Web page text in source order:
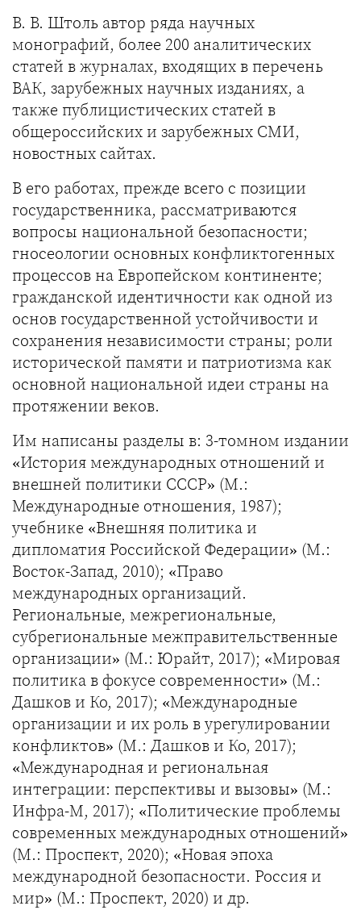
В. В. Штоль автор ряда научных
монографий, более 200 аналитических
статей в журналах, входящих в перечень
ВАК, зарубежных научных изданиях, а
также публицистических статей в
общероссийских и зарубежных СМИ,
новостных сайтах.
В его работах, прежде всего с позиции
государственника, рассматриваются
вопросы национальной безопасности;
гносеологии основных конфликтогенных
процессов на Европейском континенте;
гражданской идентичности как одной из
основ государственной устойчивости и
сохранения независимости страны; роли
исторической памяти и патриотизма как
основной национальной идеи страны на
протяжении веков.
Им написаны разделы в: 3-томном издании
«История международных отношений и
внешней политики СССР» (М.:
Международные отношения, 1987);
учебнике «Внешняя политика и
дипломатия Российской Федерации» (М.:
Восток-Запад, 2010); «Право
международных организаций.
Региональные, межрегиональные,
субрегиональные межправительственные
организации» (М.: Юрайт, 2017); «Мировая
политика в фокусе современности» (М.:
Дашков и Ко, 2017); «Международные
организации и их роль в урегулировании
конфликтов» (М.: Дашков и Ко, 2017);
«Международная и региональная
интеграции: перспективы и вызовы» (М.:
Инфра-М, 2017); «Политические проблемы
современных международных отношений»
(М.: Проспект, 2020); «Новая эпоха
международной безопасности. Россия и
мир» (М.: Проспект, 2020) и др.